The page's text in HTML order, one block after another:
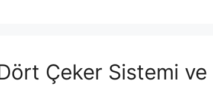
Çeker Sistemi